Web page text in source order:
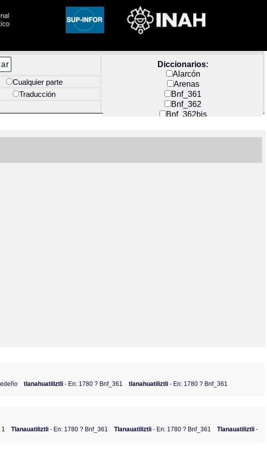
Diccionarios:
Alarcón
Arenas
Bnf_361
Bnf_362
Bnf_362bis
Docs_México
Cualquier parte
Traducción
tlanahuatiliztli- En: 1780 ? Bnf_361 tlanahuatiliztli- En: 1780 ? Bnf_361
Tlanauatiliztli - En: 1780 ? Bnf_361 Tlanauatiliztli - En: 1780 ? Bnf_361 Tlanauatiliztli -